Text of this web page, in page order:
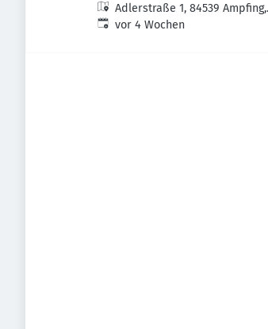
Adlerstraße 1, 84539 Ampfing,
Deutschland
Veröffentlicht:
vor 4 Wochen